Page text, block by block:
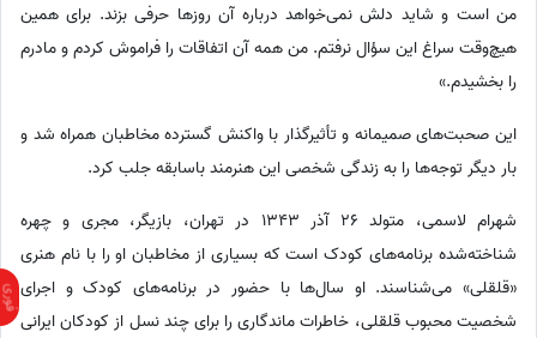
من است و شاید دلش نمی‌خواهد درباره آن روزها حرفی بزند. برای همین
هیچ‌وقت سراغ این سؤال نرفتم. من همه آن اتفاقات را فراموش کردم و مادرم
را بخشیدم.»
این صحبت‌های صمیمانه و تأثیرگذار با واکنش گسترده مخاطبان همراه شد و
بار دیگر توجه‌ها را به زندگی شخصی این هنرمند باسابقه جلب کرد.
شهرام لاسمی، متولد 26 آذر 1343 در تهران، بازیگر، مجری و چهره
شناخته‌شده برنامه‌های کودک است که بسیاری از مخاطبان او را با نام هنری
«قلقلی» می‌شناسند. او سال‌ها با حضور در برنامه‌های کودک و اجرای
شخصیت محبوب قلقلی، خاطرات ماندگاری را برای چند نسل از کودکان ایرانی